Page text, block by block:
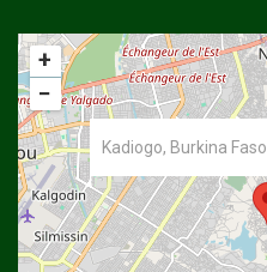
Kadiogo, Burkina Faso
+
−